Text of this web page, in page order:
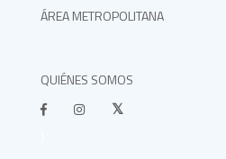
ÁREA METROPOLITANA
QUIÉNES SOMOS